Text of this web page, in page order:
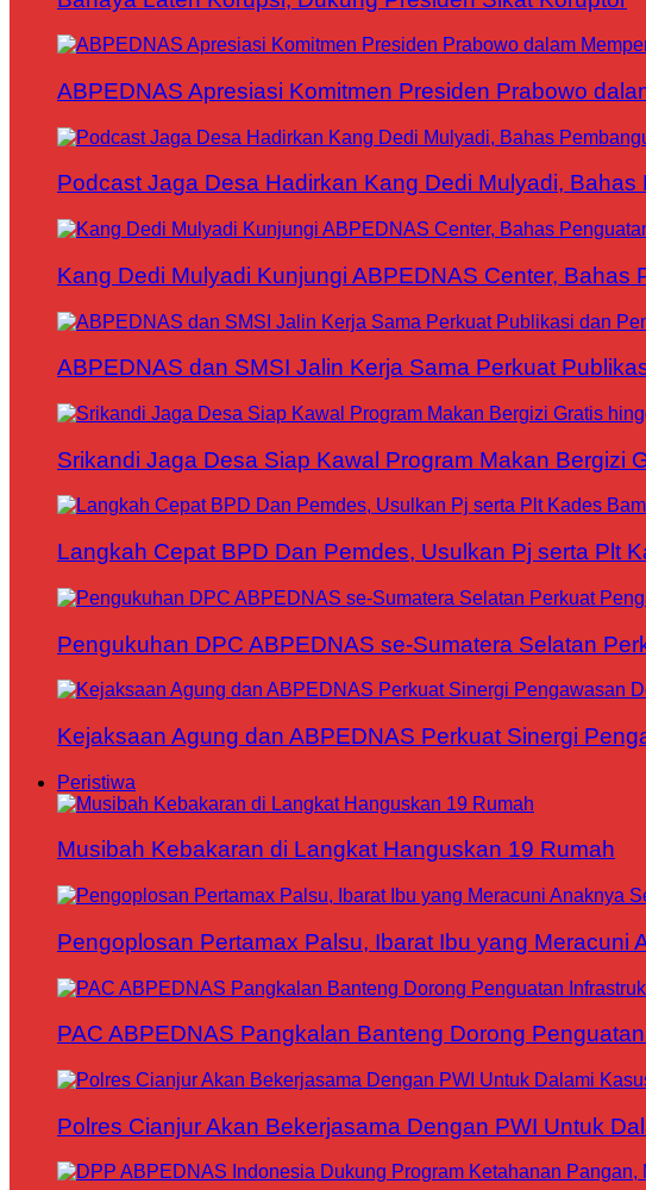
ABPEDNAS Apresiasi Komitmen Presiden Prabowo
Podcast Jaga Desa Hadirkan Kang Dedi Mulyadi,
Kang Dedi Mulyadi Kunjungi ABPEDNAS Center,
ABPEDNAS dan SMSI Jalin Kerja Sama Perkuat
Srikandi Jaga Desa Siap Kawal Program Makan Bergizi
Langkah Cepat BPD Dan Pemdes, Usulkan Pj serta Plt
Pengukuhan DPC ABPEDNAS se-Sumatera Selatan
Kejaksaan Agung dan ABPEDNAS Perkuat Sinergi
Peristiwa
Musibah Kebakaran di Langkat Hanguskan 19 Rumah
Pengoplosan Pertamax Palsu, Ibarat Ibu yang Meracuni
PAC ABPEDNAS Pangkalan Banteng Dorong
Polres Cianjur Akan Bekerjasama Dengan PWI Untuk